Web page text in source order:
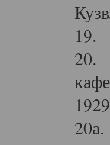
19.
20.